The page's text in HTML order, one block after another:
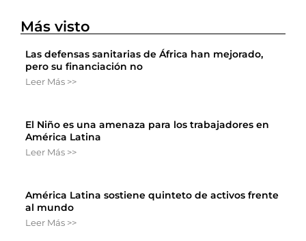
Más visto
Las defensas sanitarias de África han mejorado,
pero su financiación no
Leer Más >>
El Niño es una amenaza para los trabajadores en
América Latina
Leer Más >>
América Latina sostiene quinteto de activos frente
al mundo
Leer Más >>